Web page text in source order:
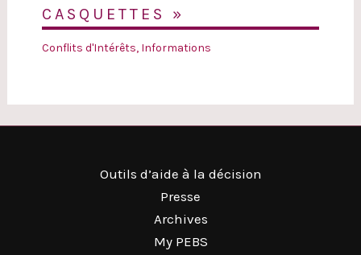
CASQUETTES »
Conflits d'Intérêts, Informations
Outils d’aide à la décision
Presse
Archives
My PEBS